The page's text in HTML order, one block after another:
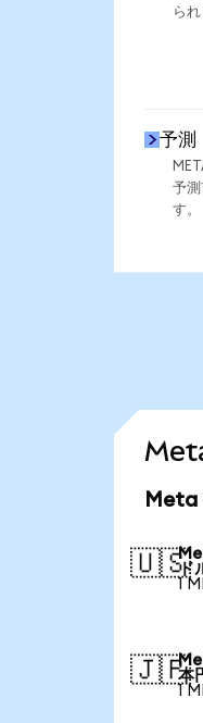
られ
予測
予測
す。
Meta
🇺🇸
ド
1
🇯🇵
本
1